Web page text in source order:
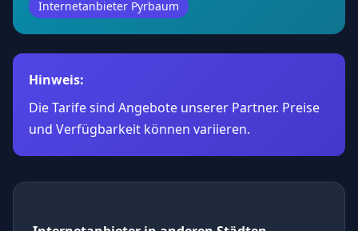
Internetanbieter Pyrbaum
Hinweis:
Die Tarife sind Angebote unserer Partner. Preise
und Verfügbarkeit können variieren.